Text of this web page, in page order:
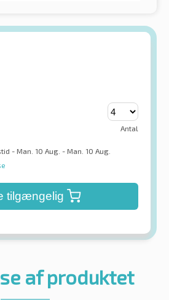
Antal
- Man. 10 Aug. - Man. 10 Aug.
tilgængelig
af produktet